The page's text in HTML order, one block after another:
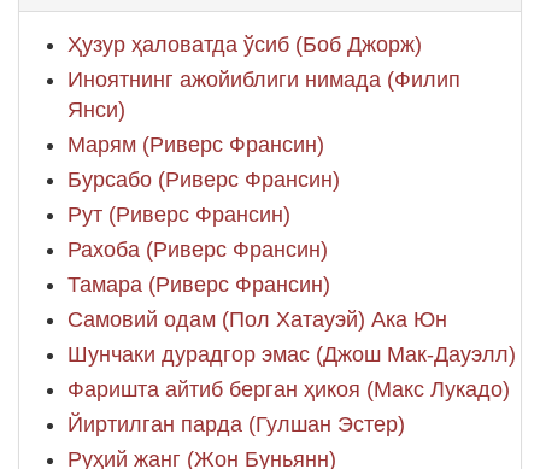
Ҳузур ҳаловатда ўсиб (Боб Джорж)
Иноятнинг ажойиблиги нимада (Филип
Янси)
Марям (Риверс Франсин)
Бурсабо (Риверс Франсин)
Рут (Риверс Франсин)
Рахоба (Риверс Франсин)
Тамара (Риверс Франсин)
Самовий одам (Пол Хатауэй) Ака Юн
Шунчаки дурадгор эмас (Джош Мак-Дауэлл)
Фаришта айтиб берган ҳикоя (Макс Лукадо)
Йиртилган парда (Гулшан Эстер)
Руҳий жанг (Жон Буньянн)